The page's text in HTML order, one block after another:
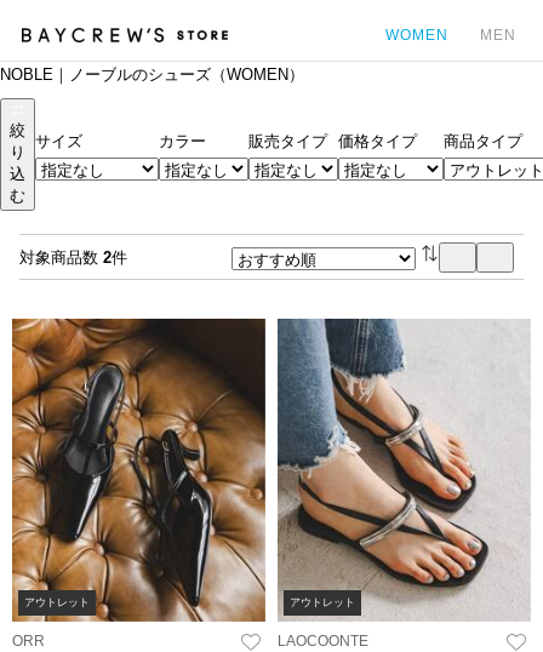
WOMEN MEN
NOBLE｜ノーブルのシューズ（WOMEN）
絞
り
込
む
サイズ カラー 販売タイプ 価格タイプ 商品タイプ
対象商品数 2件
アウトレット
ORR
アウトレット
LAOCOONTE